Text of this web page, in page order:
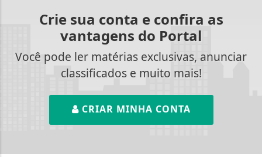
Crie sua conta e confira as
vantagens do Portal
Você pode ler matérias exclusivas, anunciar
classificados e muito mais!
CRIAR MINHA CONTA